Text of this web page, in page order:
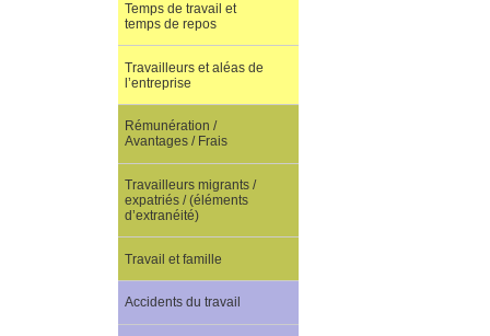
Temps de travail et
temps de repos
Travailleurs et aléas de
l’entreprise
Rémunération /
Avantages / Frais
Travailleurs migrants /
expatriés / (éléments
d’extranéité)
Travail et famille
Accidents du travail